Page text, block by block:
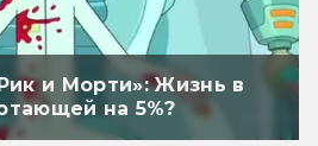
и Морти»: Жизнь в
на 5%?